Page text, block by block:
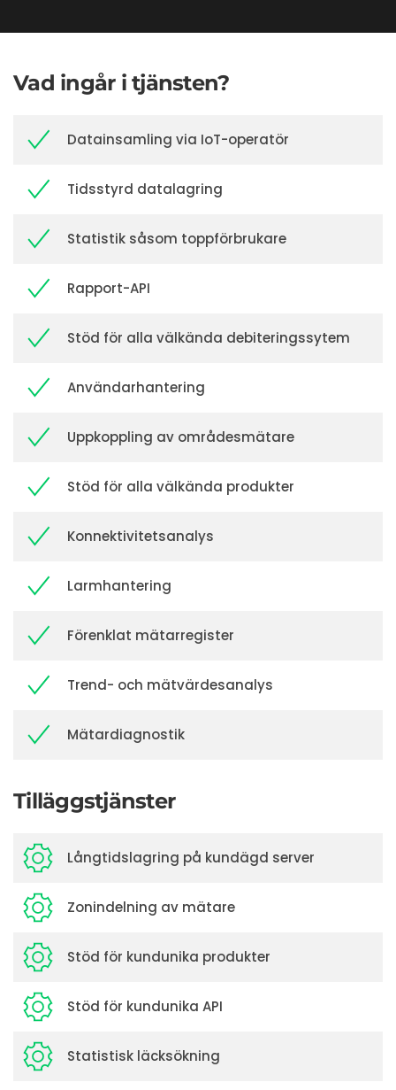
Vad ingår i tjänsten?
Datainsamling via IoT-operatör
Tidsstyrd datalagring
Statistik såsom toppförbrukare
Rapport-API
Stöd för alla välkända debiteringssytem
Användarhantering
Uppkoppling av områdesmätare
Stöd för alla välkända produkter
Konnektivitetsanalys
Larmhantering
Förenklat mätarregister
Trend- och mätvärdesanalys
Mätardiagnostik
Tilläggstjänster
Långtidslagring på kundägd server
Zonindelning av mätare
Stöd för kundunika produkter
Stöd för kundunika API
Statistisk läcksökning